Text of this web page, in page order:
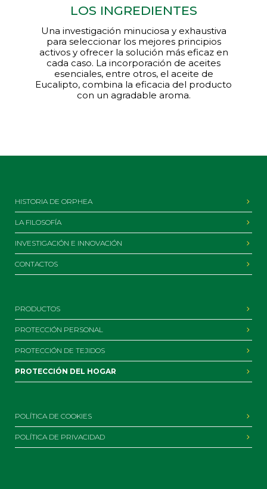
LOS INGREDIENTES
Una investigación minuciosa y exhaustiva
para seleccionar los mejores principios
activos y ofrecer la solución más eficaz en
cada caso. La incorporación de aceites
esenciales, entre otros, el aceite de
Eucalipto, combina la eficacia del producto
con un agradable aroma.
HISTORIA DE ORPHEA
LA FILOSOFÍA
INVESTIGACIÓN E INNOVACIÓN
CONTACTOS
PRODUCTOS
PROTECCIÓN PERSONAL
PROTECCIÓN DE TEJIDOS
PROTECCIÓN DEL HOGAR
POLÍTICA DE COOKIES
POLÍTICA DE PRIVACIDAD